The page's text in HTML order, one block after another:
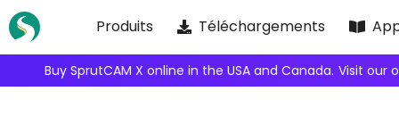
Skip
to
content
Produits Téléchargements
Buy SprutCAM X online in the USA and Canada. Visit our